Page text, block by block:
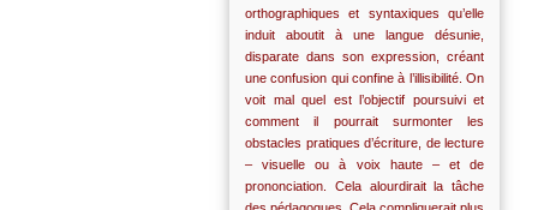
orthographiques et syntaxiques qu’elle
induit aboutit à une langue désunie,
disparate dans son expression, créant
une confusion qui confine à l’illisibilité. On
voit mal quel est l’objectif poursuivi et
comment il pourrait surmonter les
obstacles pratiques d’écriture, de lecture
– visuelle ou à voix haute – et de
prononciation. Cela alourdirait la tâche